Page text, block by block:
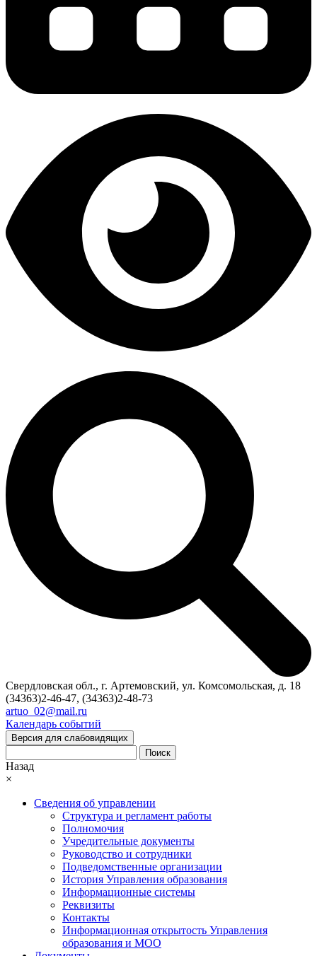
Свердловская обл., г. Артемовский, ул. Комсомольская, д. 18
(34363)2-46-47, (34363)2-48-73
artuo_02@mail.ru
Календарь событий
Версия для слабовидящих
Поиск
Назад
×
Сведения об управлении
Структура и регламент работы
Полномочия
Учредительные документы
Руководство и сотрудники
Подведомственные организации
История Управления образования
Информационные системы
Реквизиты
Контакты
Информационная открытость Управления
образования и МОО